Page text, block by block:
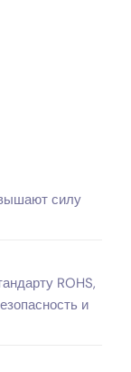
силу
ROHS,
и